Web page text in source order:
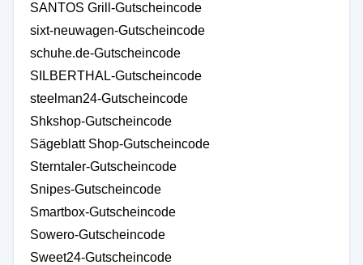
SANTOS Grill-Gutscheincode
sixt-neuwagen-Gutscheincode
schuhe.de-Gutscheincode
SILBERTHAL-Gutscheincode
steelman24-Gutscheincode
Shkshop-Gutscheincode
Sägeblatt Shop-Gutscheincode
Sterntaler-Gutscheincode
Snipes-Gutscheincode
Smartbox-Gutscheincode
Sowero-Gutscheincode
Sweet24-Gutscheincode